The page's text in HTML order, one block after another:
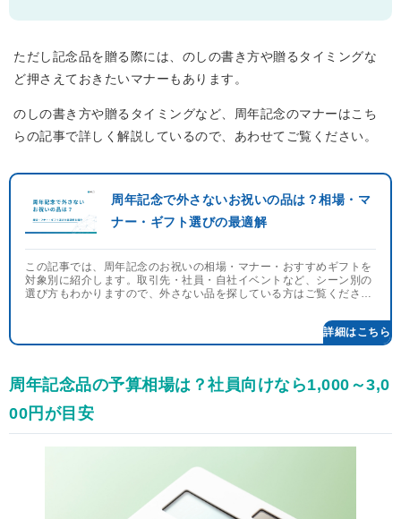
ただし記念品を贈る際には、のしの書き方や贈るタイミングな
ど押さえておきたいマナーもあります。
のしの書き方や贈るタイミングなど、周年記念のマナーはこち
らの記事で詳しく解説しているので、あわせてご覧ください。
周年記念で外さないお祝いの品は？相場・マ
ナー・ギフト選びの最適解
この記事では、周年記念のお祝いの相場・マナー・おすすめギフトを
対象別に紹介します。取引先・社員・自社イベントなど、シーン別の
選び方もわかりますので、外さない品を探している方はご覧くださ
周年記念品の予算相場は？社員向けなら1,000～3,0
00円が目安